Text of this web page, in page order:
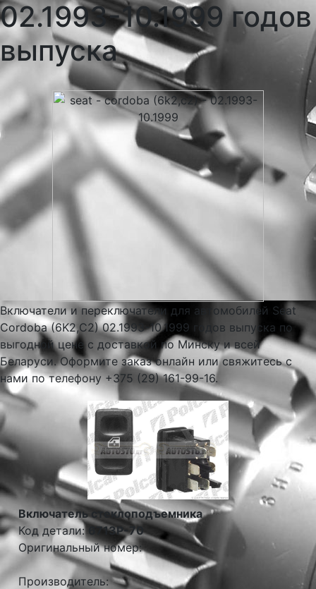
02.1993-10.1999 годов
выпуска
Включатели и переключатели для автомобилей Seat
Cordoba (6K2,C2) 02.1993-10.1999 годов выпуска по
выгодной цене с доставкой по Минску и всей
Беларуси. Оформите заказ онлайн или свяжитесь с
нами по телефону +375 (29) 161-99-16.
Включатель стеклоподъемника
Код детали:6713P-70
Оригинальный номер:
Производитель: